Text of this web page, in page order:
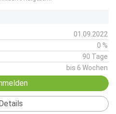
01.09.2022
0 %
90 Tage
bis 6 Wochen